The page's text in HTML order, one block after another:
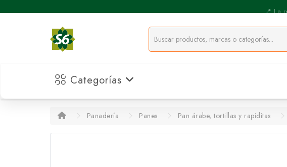
Categorías
Panadería Panes Pan árabe, tortillas y rapiditas